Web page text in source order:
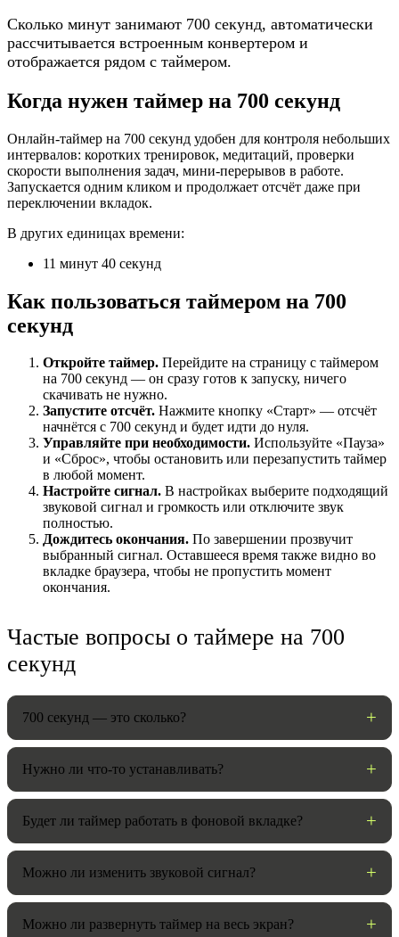
Звуки:
Сколько минут занимают 700 секунд, автоматически
рассчитывается встроенным конвертером и
отображается рядом с таймером.
Когда нужен таймер на 700 секунд
Онлайн-таймер на 700 секунд удобен для контроля небольших
интервалов: коротких тренировок, медитаций, проверки
скорости выполнения задач, мини-перерывов в работе.
Запускается одним кликом и продолжает отсчёт даже при
переключении вкладок.
В других единицах времени:
11 минут 40 секунд
Как пользоваться таймером на 700
секунд
Откройте таймер. Перейдите на страницу с таймером
на 700 секунд — он сразу готов к запуску, ничего
скачивать не нужно.
Запустите отсчёт. Нажмите кнопку «Старт» — отсчёт
начнётся с 700 секунд и будет идти до нуля.
Управляйте при необходимости. Используйте «Пауза»
и «Сброс», чтобы остановить или перезапустить таймер
в любой момент.
Настройте сигнал. В настройках выберите подходящий
звуковой сигнал и громкость или отключите звук
полностью.
Дождитесь окончания. По завершении прозвучит
выбранный сигнал. Оставшееся время также видно во
вкладке браузера, чтобы не пропустить момент
окончания.
Частые вопросы о таймере на 700
секунд
700 секунд — это сколько?
Нужно ли что-то устанавливать?
Будет ли таймер работать в фоновой вкладке?
Можно ли изменить звуковой сигнал?
Можно ли развернуть таймер на весь экран?